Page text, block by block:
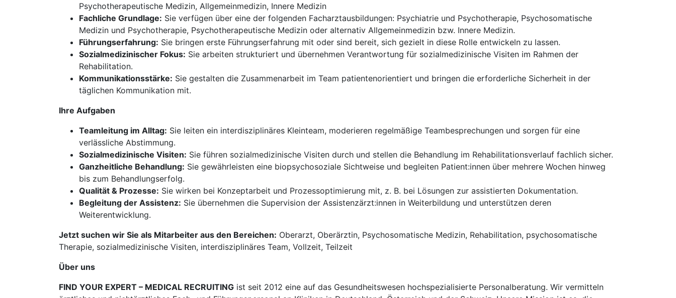
Psychotherapeutische Medizin, Allgemeinmedizin, Innere Medizin
Fachliche Grundlage: Sie verfügen über eine der folgenden Facharztausbildungen: Psychiatrie und Psychotherapie, Psychosomatische
Medizin und Psychotherapie, Psychotherapeutische Medizin oder alternativ Allgemeinmedizin bzw. Innere Medizin.
Führungserfahrung: Sie bringen erste Führungserfahrung mit oder sind bereit, sich gezielt in diese Rolle entwickeln zu lassen.
Sozialmedizinischer Fokus: Sie arbeiten strukturiert und übernehmen Verantwortung für sozialmedizinische Visiten im Rahmen der
Rehabilitation.
Kommunikationsstärke: Sie gestalten die Zusammenarbeit im Team patientenorientiert und bringen die erforderliche Sicherheit in der
täglichen Kommunikation mit.
Ihre Aufgaben
Teamleitung im Alltag: Sie leiten ein interdisziplinäres Kleinteam, moderieren regelmäßige Teambesprechungen und sorgen für eine
verlässliche Abstimmung.
Sozialmedizinische Visiten: Sie führen sozialmedizinische Visiten durch und stellen die Behandlung im Rehabilitationsverlauf fachlich sicher.
Ganzheitliche Behandlung: Sie gewährleisten eine biopsychosoziale Sichtweise und begleiten Patient:innen über mehrere Wochen hinweg
bis zum Behandlungserfolg.
Qualität & Prozesse: Sie wirken bei Konzeptarbeit und Prozessoptimierung mit, z. B. bei Lösungen zur assistierten Dokumentation.
Begleitung der Assistenz: Sie übernehmen die Supervision der Assistenzärzt:innen in Weiterbildung und unterstützen deren
Weiterentwicklung.
Jetzt suchen wir Sie als Mitarbeiter aus den Bereichen: Oberarzt, Oberärztin, Psychosomatische Medizin, Rehabilitation, psychosomatische
Therapie, sozialmedizinische Visiten, interdisziplinäres Team, Vollzeit, Teilzeit
Über uns
FIND YOUR EXPERT – MEDICAL RECRUITING ist seit 2012 eine auf das Gesundheitswesen hochspezialisierte Personalberatung. Wir vermitteln